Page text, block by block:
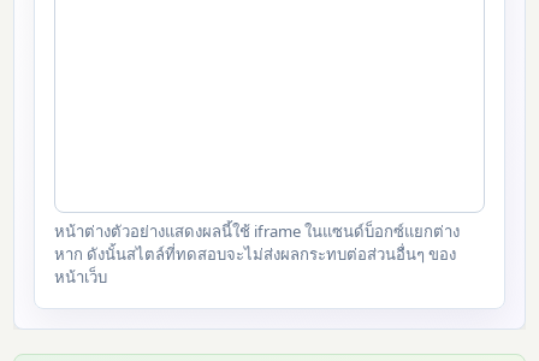
หน้าต่างตัวอย่างแสดงผลนี้ใช้ iframe ในแซนด์บ็อกซ์แยกต่าง
หาก ดังนั้นสไตล์ที่ทดสอบจะไม่ส่งผลกระทบต่อส่วนอื่นๆ ของ
หน้าเว็บ